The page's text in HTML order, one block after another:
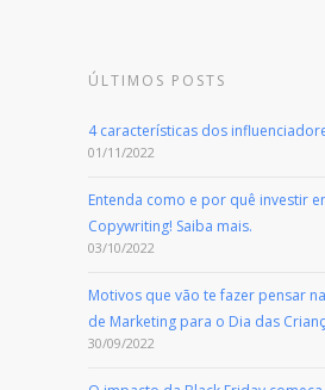
ÚLTIMOS POSTS
4 características dos
01/11/2022
Entenda como e por quê investir
Copywriting! Saiba mais.
03/10/2022
Motivos que vão te fazer pensar
de Marketing para o Dia das
30/09/2022